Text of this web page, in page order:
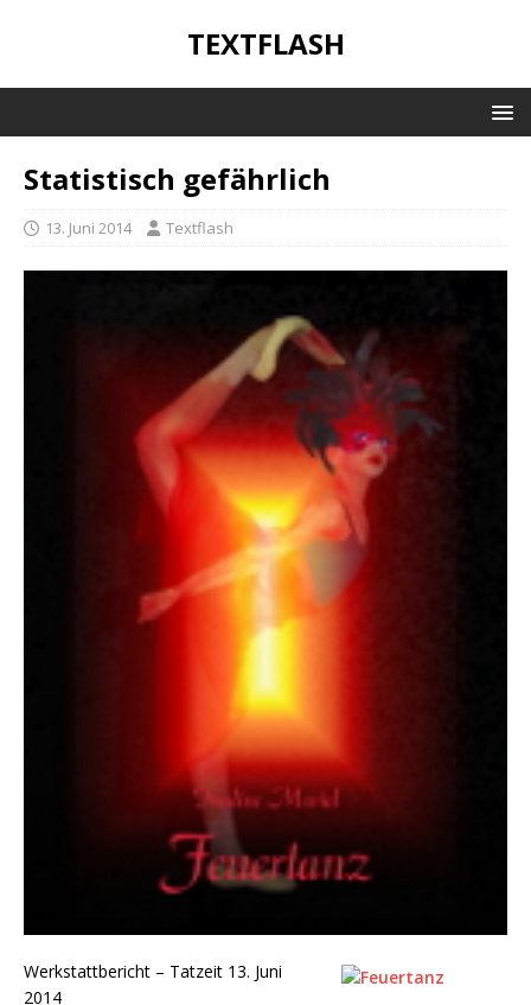
TEXTFLASH
Statistisch gefährlich
13. Juni 2014 Textflash
Werkstattbericht – Tatzeit 13. Juni
2014